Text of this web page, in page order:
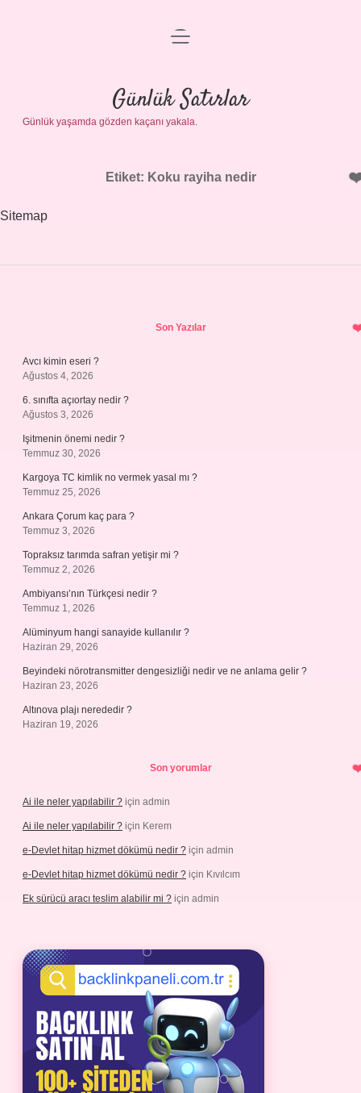
Anasayfa
Gizlilik Politikası
Yasal Uyarı
menüyü
Günlük Satırlar
Günlük yaşamda gözden kaçanı yakala.
Etiket: Koku rayiha nedir
Sitemap
Son Yazılar
Avcı kimin eseri ?
Ağustos 4, 2026
6. sınıfta açıortay nedir ?
Ağustos 3, 2026
Işitmenin önemi nedir ?
Temmuz 30, 2026
Kargoya TC kimlik no vermek yasal mı ?
Temmuz 25, 2026
Ankara Çorum kaç para ?
Temmuz 3, 2026
Topraksız tarımda safran yetişir mi ?
Temmuz 2, 2026
Ambiyansı’nın Türkçesi nedir ?
Temmuz 1, 2026
Alüminyum hangi sanayide kullanılır ?
Haziran 29, 2026
Beyindeki nörotransmitter dengesizliği nedir ve ne anlama gelir ?
Haziran 23, 2026
Altınova plajı nerededir ?
Haziran 19, 2026
Son yorumlar
Ai ile neler yapılabilir ? için admin
Ai ile neler yapılabilir ? için Kerem
e-Devlet hitap hizmet dökümü nedir ? için admin
e-Devlet hitap hizmet dökümü nedir ? için Kıvılcım
Ek sürücü aracı teslim alabilir mi ? için admin